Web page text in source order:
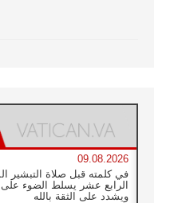
09.08.2026
في كلمته قبل صلاة التبشير
الرابع عشر يسلط الضوء على
ويشدد على الثقة بالله